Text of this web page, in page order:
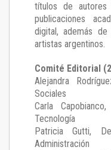
títulos de autores
publicaciones
digital, además
artistas argentinos.
Comité Editorial
Alejandra
Sociales
Carla Capobianco,
Tecnología
Patricia Gutti,
Administración